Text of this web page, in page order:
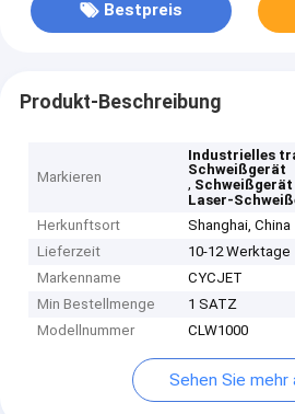
Bestpreis
Produkt-Beschreibung
Markieren
Industrielles
Schweißgerät
,
Laser-
Herkunftsort
Shanghai, China
Lieferzeit
10-12 Werktage
Markenname
CYCJET
Min Bestellmenge
1 SATZ
Modellnummer
CLW1000
Sehen Sie mehr